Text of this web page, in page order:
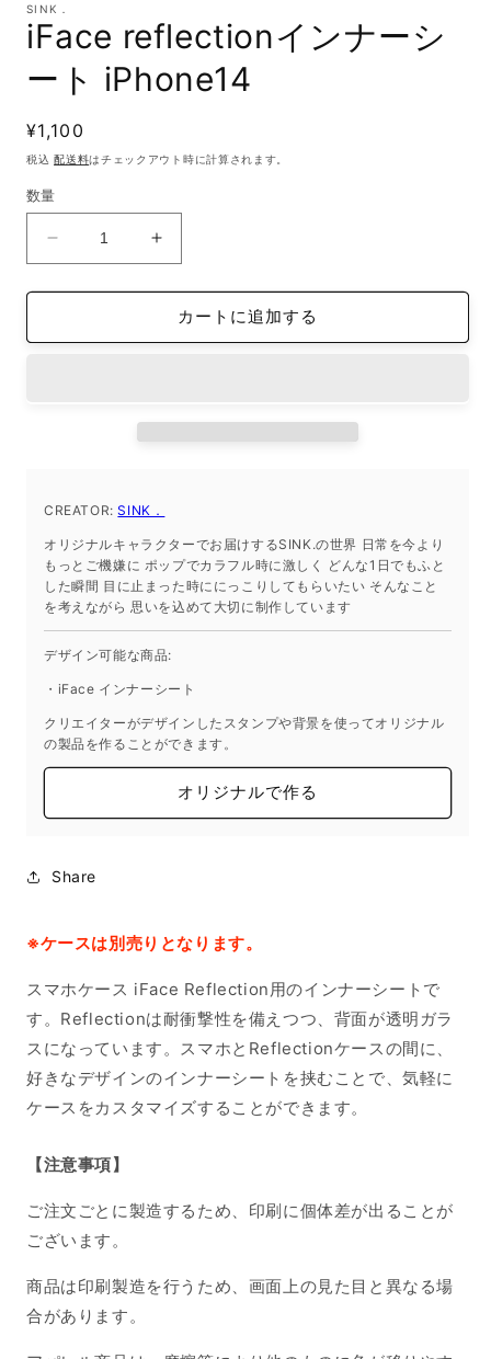
ダ
ル
メ
ア
(1)
開
く
SINK．
iFace reflectionインナーシ
ート iPhone14
通
常
格
¥1,100
税込配送料はチェックアウト時に計算されます。
数量
reflection
イ
ナ
の
量
を
減
ら
す
iFace
reflection
イ
ナ
ー
量
を
増
や
す
カートに追加する
CREATOR:SINK．
オリジナルキャラクターでお届けするSINK.の世界 日常を今より
もっとご機嫌に ポップでカラフル時に激しく どんな1日でもふと
した瞬間 目に止まった時ににっこりしてもらいたい そんなこと
を考えながら 思いを込めて大切に制作しています
デザイン可能な商品:
・iFace インナーシート
クリエイターがデザインしたスタンプや背景を使ってオリジナル
の製品を作ることができます。
オリジナルで作る
Share
※ケースは別売りとなります。
スマホケース iFace Reflection用のインナーシートで
す。Reflectionは耐衝撃性を備えつつ、背面が透明ガラ
スになっています。スマホとReflectionケースの間に、
好きなデザインのインナーシートを挟むことで、気軽に
ケースをカスタマイズすることができます。
【注意事項】
ご注文ごとに製造するため、印刷に個体差が出ることが
ございます。
商品は印刷製造を行うため、画面上の見た目と異なる場
合があります。